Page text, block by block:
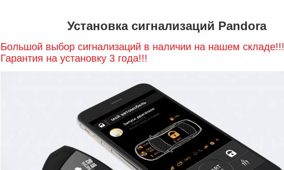
Установка сигнализаций Pandora
Большой выбор сигнализаций в наличии на нашем складе!!!
Гарантия на установку 3 года!!!